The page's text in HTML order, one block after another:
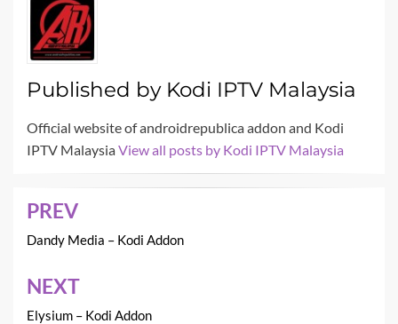
Published by Kodi IPTV Malaysia
Official website of androidrepublica addon and Kodi
IPTV MalaysiaView all posts by Kodi IPTV Malaysia
Post
navigation
PREV
Dandy Media – Kodi Addon
NEXT
Elysium – Kodi Addon